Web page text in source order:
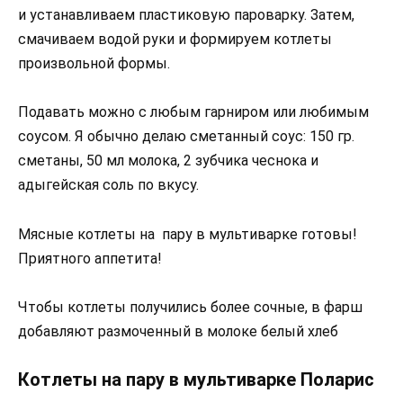
и устанавливаем пластиковую пароварку. Затем,
смачиваем водой руки и формируем котлеты
произвольной формы.
Подавать можно с любым гарниром или любимым
соусом. Я обычно делаю сметанный соус: 150 гр.
сметаны, 50 мл молока, 2 зубчика чеснока и
адыгейская соль по вкусу.
Мясные котлеты на пару в мультиварке готовы!
Приятного аппетита!
Чтобы котлеты получились более сочные, в фарш
добавляют размоченный в молоке белый хлеб
Котлеты на пару в мультиварке Поларис